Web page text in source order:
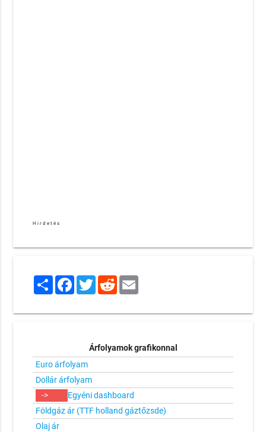
Hirdetés
ShareFacebook
TwitterRedditEmail
Árfolyamok grafikonnal
Euro árfolyam
Dollár árfolyam
->
Egyéni dashboard
Földgáz ár (TTF holland gáztőzsde)
Olaj ár